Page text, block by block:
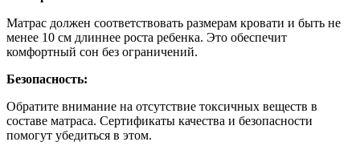
Матрас должен соответствовать размерам кровати и быть не
менее 10 см длиннее роста ребенка. Это обеспечит
комфортный сон без ограничений.
Безопасность:
Обратите внимание на отсутствие токсичных веществ в
составе матраса. Сертификаты качества и безопасности
помогут убедиться в этом.